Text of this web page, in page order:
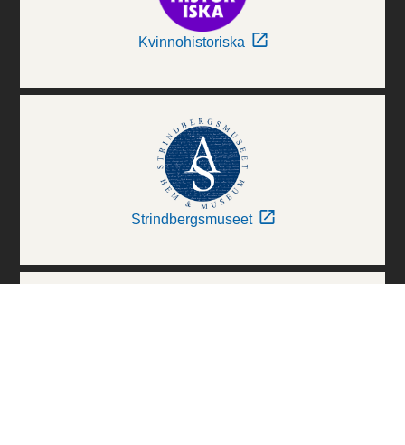
Kvinnohistoriska
Strindbergsmuseet